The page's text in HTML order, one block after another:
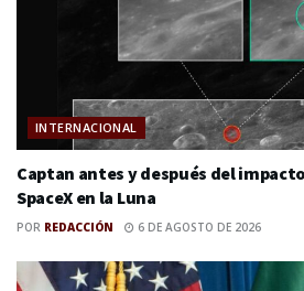
INTERNACIONAL
Captan antes y después del
SpaceX en la Luna
POR REDACCIÓN 6 DE AGOSTO DE 2026